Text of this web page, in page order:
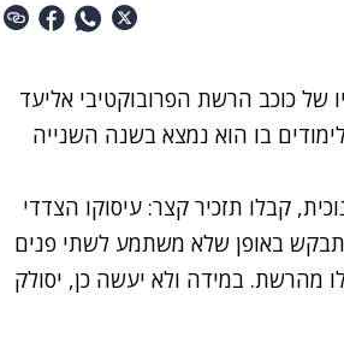
כוכב הרשת הפרובוקטיבי אליעד
בו הוא נמצא בשנה השנייה
קבלו תזכיר קצר: עיסוקו הצדדי
באופן שלא משתמע לשתי פנים
מהרשת. במידה ולא יעשה כן, יסולק